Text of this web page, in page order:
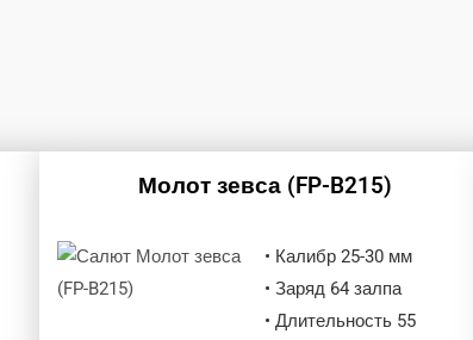
Молот зевса (FP-B215)
• Калибр 25-30 мм
• Заряд 64 залпа
• Длительность 55